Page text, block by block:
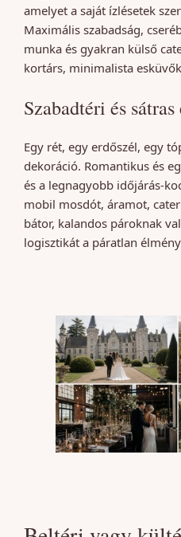
amelyet a saját ízlésetek
Maximális szabadság,
munka és gyakran külső
kortárs, minimalista
Szabadtéri és
Egy rét, egy erdőszél, egy
dekoráció. Romantikus és
és a legnagyobb időjárás-
mobil mosdót, áramot,
bátor, kalandos pároknak
logisztikát a páratlan